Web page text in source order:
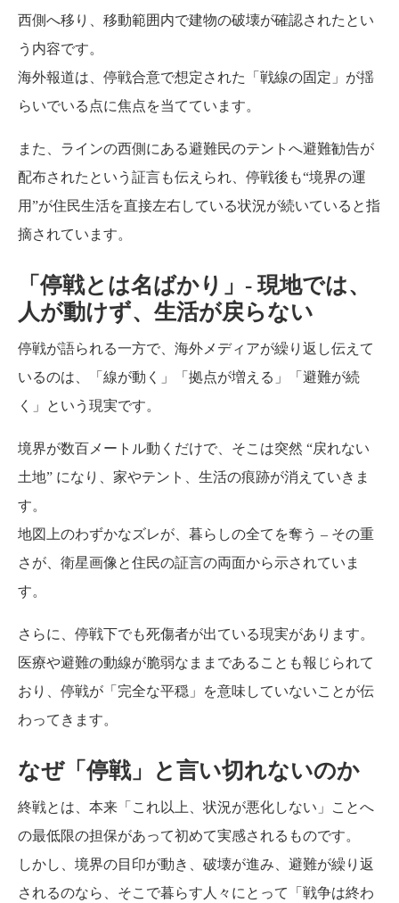
西側へ移り、移動範囲内で建物の破壊が確認されたとい
う内容です。
海外報道は、停戦合意で想定された「戦線の固定」が揺
らいでいる点に焦点を当てています。
また、ラインの西側にある避難民のテントへ避難勧告が
配布されたという証言も伝えられ、停戦後も“境界の運
用”が住民生活を直接左右している状況が続いていると指
摘されています。
「停戦とは名ばかり」- 現地では、
人が動けず、生活が戻らない
停戦が語られる一方で、海外メディアが繰り返し伝えて
いるのは、「線が動く」「拠点が増える」「避難が続
く」という現実です。
境界が数百メートル動くだけで、そこは突然 “戻れない
土地” になり、家やテント、生活の痕跡が消えていきま
す。
地図上のわずかなズレが、暮らしの全てを奪う – その重
さが、衛星画像と住民の証言の両面から示されていま
す。
さらに、停戦下でも死傷者が出ている現実があります。
医療や避難の動線が脆弱なままであることも報じられて
おり、停戦が「完全な平穏」を意味していないことが伝
わってきます。
なぜ「停戦」と言い切れないのか
終戦とは、本来「これ以上、状況が悪化しない」ことへ
の最低限の担保があって初めて実感されるものです。
しかし、境界の目印が動き、破壊が進み、避難が繰り返
されるのなら、そこで暮らす人々にとって「戦争は終わ